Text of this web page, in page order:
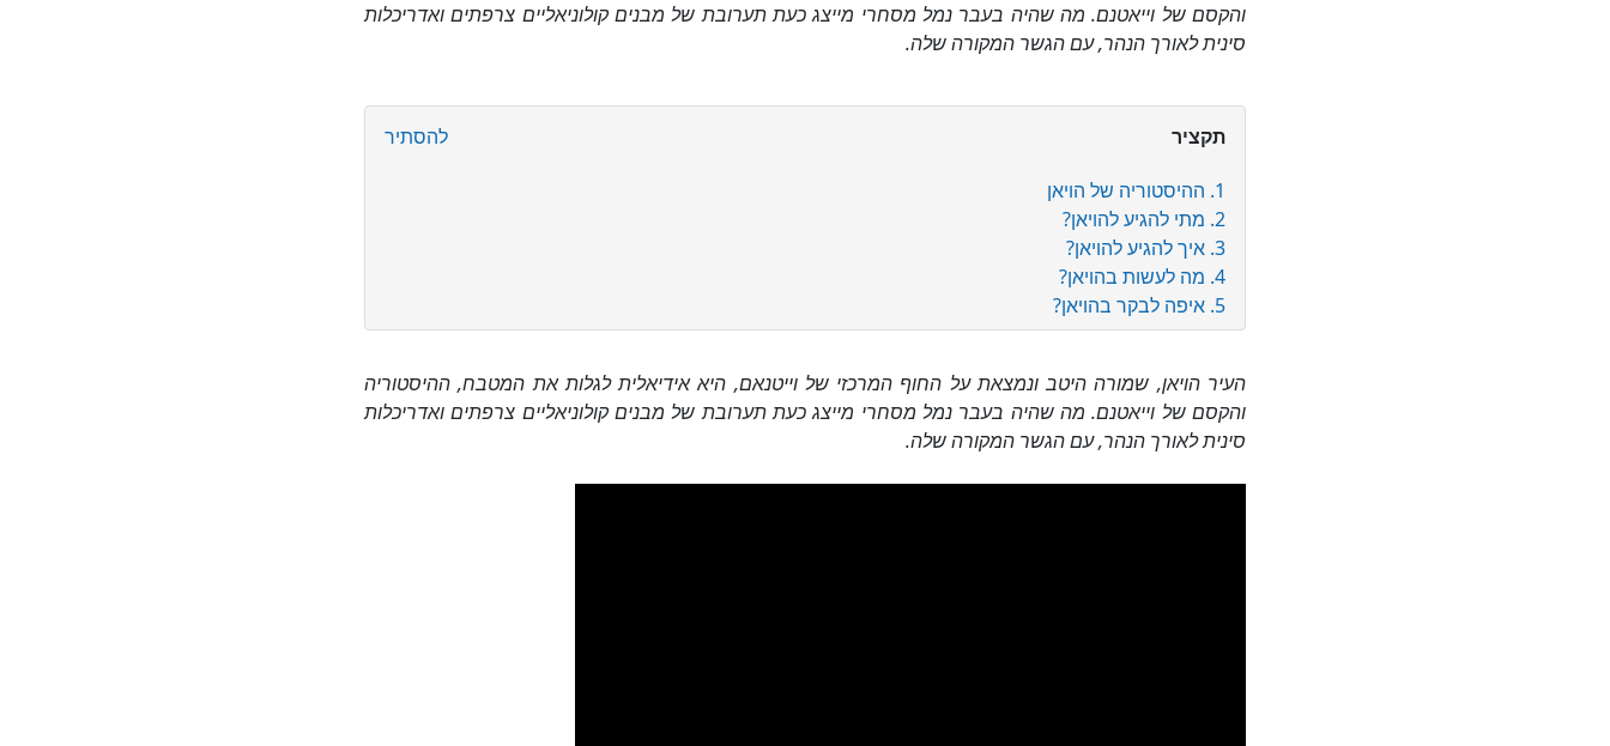
והקסם של וייאטנם. מה שהיה בעבר נמל מסחרי מייצג כעת תערובת של מבנים קולוניאליים צרפתים ואדריכלות
סינית לאורך הנהר, עם הגשר המקורה שלה.
תקציר להסתיר
1. ההיסטוריה של הויאן
2. מתי להגיע להויאן?
3. איך להגיע להויאן?
4. מה לעשות בהויאן?
5. איפה לבקר בהויאן?
העיר הויאן, שמורה היטב ונמצאת על החוף המרכזי של וייטנאם, היא אידיאלית לגלות את המטבח, ההיסטוריה
והקסם של וייאטנם. מה שהיה בעבר נמל מסחרי מייצג כעת תערובת של מבנים קולוניאליים צרפתים ואדריכלות
סינית לאורך הנהר, עם הגשר המקורה שלה.